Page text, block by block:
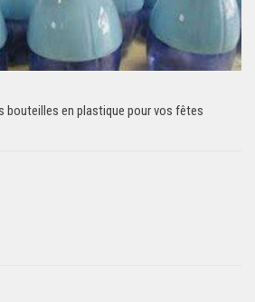
bouteilles en plastique pour vos fêtes